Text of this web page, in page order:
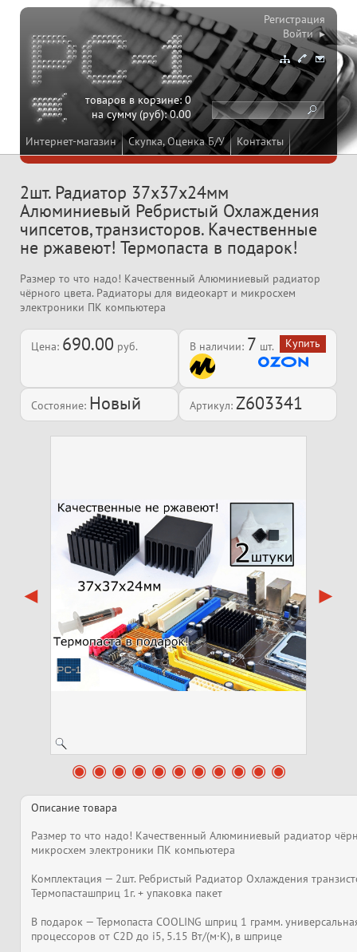
Интернет-магазин Скупка, Оценка Б/У Контакты
товаров в корзине:0
на сумму (руб):0.00
Регистрация
Войти ▸
2шт. Радиатор 37x37x24мм
Алюминиевый Ребристый Охлаждения
чипсетов, транзисторов. Качественные
не ржавеют! Термопаста в подарок!
Размер то что надо! Качественный Алюминиевый радиатор
чёрного цвета. Радиаторы для видеокарт и микросхем
электроники ПК компьютера
Цена: 690.00 руб. В наличии: 7 шт.
Состояние: Новый Артикул: Z603341
Описание товара
Размер то что надо! Качественный Алюминиевый радиатор
микросхем электроники ПК компьютера
Комплектация — 2шт. Ребристый Радиатор Охлаждения
Термопасташприц 1г. + упаковка пакет
В подарок — Термопаста COOLING шприц 1 грамм.
процессоров от C2D до i5, 5.15 Вт/(м·К), в шприце